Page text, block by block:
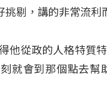
剔，講的非常流利
他從政的人格特質
就會到那個點去